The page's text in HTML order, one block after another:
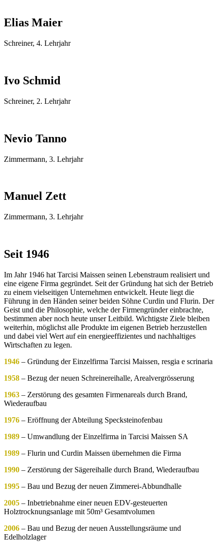
Elias Maier
Schreiner, 4. Lehrjahr
Ivo Schmid
Schreiner, 2. Lehrjahr
Nevio Tanno
Zimmermann, 3. Lehrjahr
Manuel Zett
Zimmermann, 3. Lehrjahr
Seit 1946
Im Jahr 1946 hat Tarcisi Maissen seinen Lebenstraum realisiert und
eine eigene Firma gegründet. Seit der Gründung hat sich der Betrieb
zu einem vielseitigen Unternehmen entwickelt. Heute liegt die
Führung in den Händen seiner beiden Söhne Curdin und Flurin. Der
Geist und die Philosophie, welche der Firmengründer einbrachte,
bestimmen aber noch heute unser Leitbild. Wichtigste Ziele bleiben
weiterhin, möglichst alle Produkte im eigenen Betrieb herzustellen
und dabei viel Wert auf ein energieeffizientes und nachhaltiges
Wirtschaften zu legen.
1946 – Gründung der Einzelfirma Tarcisi Maissen, resgia e scrinaria
1958 – Bezug der neuen Schreinereihalle, Arealvergrösserung
1963 – Zerstörung des gesamten Firmenareals durch Brand,
Wiederaufbau
1976 – Eröffnung der Abteilung Specksteinofenbau
1989 – Umwandlung der Einzelfirma in Tarcisi Maissen SA
1989 – Flurin und Curdin Maissen übernehmen die Firma
1990 – Zerstörung der Sägereihalle durch Brand, Wiederaufbau
1995 – Bau und Bezug der neuen Zimmerei-Abbundhalle
2005 – Inbetriebnahme einer neuen EDV-gesteuerten
Holztrocknungsanlage mit 50m³ Gesamtvolumen
2006 – Bau und Bezug der neuen Ausstellungsräume und
Edelholzlager